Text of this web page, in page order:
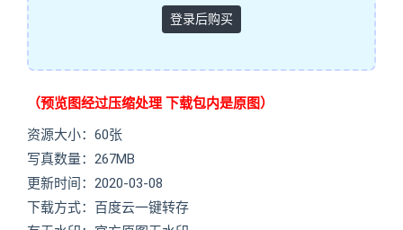
登录后购买
（预览图经过压缩处理 下载包内是原图）
资源大小：60张
写真数量：267MB
更新时间：2020-03-08
下载方式：百度云一键转存